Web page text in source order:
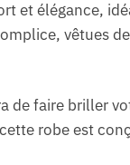
et élégance,
vêtues
de faire briller
robe est